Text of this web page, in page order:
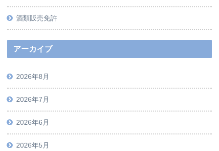
酒類販売免許
アーカイブ
2026年8月
2026年7月
2026年6月
2026年5月